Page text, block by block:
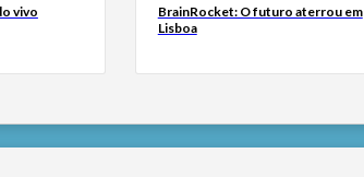
vivo
BrainRocket: O futuro aterrou em
Lisboa